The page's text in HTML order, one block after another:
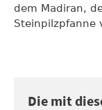
dem Madiran,
Steinpilzpfanne
Die mit